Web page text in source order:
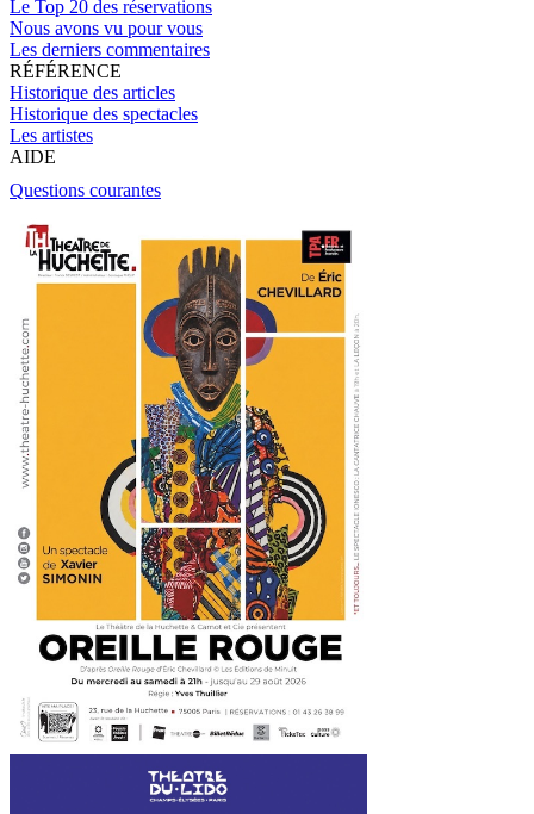
Le Top 20 des réservations
Nous avons vu pour vous
Les derniers commentaires
RÉFÉRENCE
Historique des articles
Historique des spectacles
Les artistes
AIDE
Questions courantes